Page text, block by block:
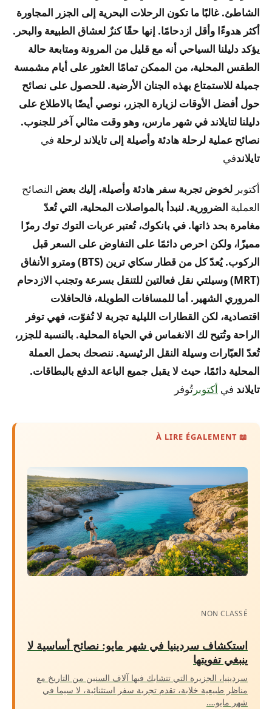
الشاطئ. غالبًا ما تكون الرحلات البحرية إلى الجزر المجاورة
أكثر هدوءًا وأقل ازدحامًا. إنها حقًا كنزٌ لعشاق الطبيعة والبحر.
يؤكد دليلنا السياحي أنه مع قليل من المرونة ومتابعة حالة
الطقس المحلية، من الممكن تمامًا العثور على أيام مشمسة
جميلة للاستمتاع بهذه الجنان الأرضية. للحصول على نصائح
حول أفضل الأوقات لزيارة الجزر، نوصي أيضًا بالاطلاع على
دليلنا لتايلاند في شهر مارس، وهو وقت مثالي آخر للجنوب.
نصائح عملية لرحلة هادئة وأصيلة إلى تايلاند لرحلةفي
تايلاندفي
أكتوبر لخوض تجربة سفر هادئة وأصيلة، إليك بعضالنصائح
العملية الضرورية. لنبدأ بالمواصلات المحلية، التي تُعدّ
مغامرة بحد ذاتها. في بانكوك، تُعتبر عربات التوك توك رمزًا
مميزًا، ولكن احرص دائمًا على التفاوض على السعر قبل
الركوب. يُعدّ كل من قطار سكاي ترين (BTS) ومترو الأنفاق
(MRT) وسيلتي نقل فعالتين للتنقل بسرعة وتجنب الازدحام
المروري الشهير. أما للمسافات الطويلة، فالحافلات
اقتصادية، لكن القطارات الليلية تجربة لا تُفوّت، فهي توفر
الراحة وتُتيح لك الانغماس في الحياة المحلية. بالنسبة للجزر،
تُعدّ العبّارات وسيلة النقل الرئيسية. ننصحك بحمل العملة
المحلية دائمًا، حيث لا يقبل جميع الباعة الدفع بالبطاقات.
تايلاندفي أكتوبر تُوفر
📖 À LIRE ÉGALEMENT
NON CLASSÉ
استكشاف سردينيا في شهر مايو: نصائح أساسية لا
ينبغي تفويتها
سردينيا، الجزيرة التي تتشابك فيها آلاف السنين من التاريخ مع
مناظر طبيعية خلابة، تقدم تجربة سفر استثنائية، لا سيما في
شهر مايو.…